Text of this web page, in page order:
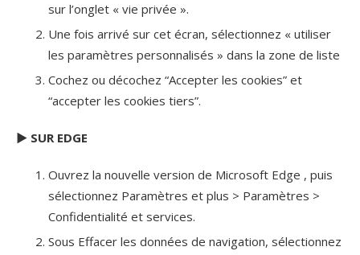
sur l’onglet « vie privée ».
Une fois arrivé sur cet écran, sélectionnez « utiliser
les paramètres personnalisés » dans la zone de liste
Cochez ou décochez “Accepter les cookies” et
“accepter les cookies tiers”.
► SUR EDGE
Ouvrez la nouvelle version de Microsoft Edge , puis
sélectionnez Paramètres et plus > Paramètres >
Confidentialité et services.
Sous Effacer les données de navigation, sélectionnez